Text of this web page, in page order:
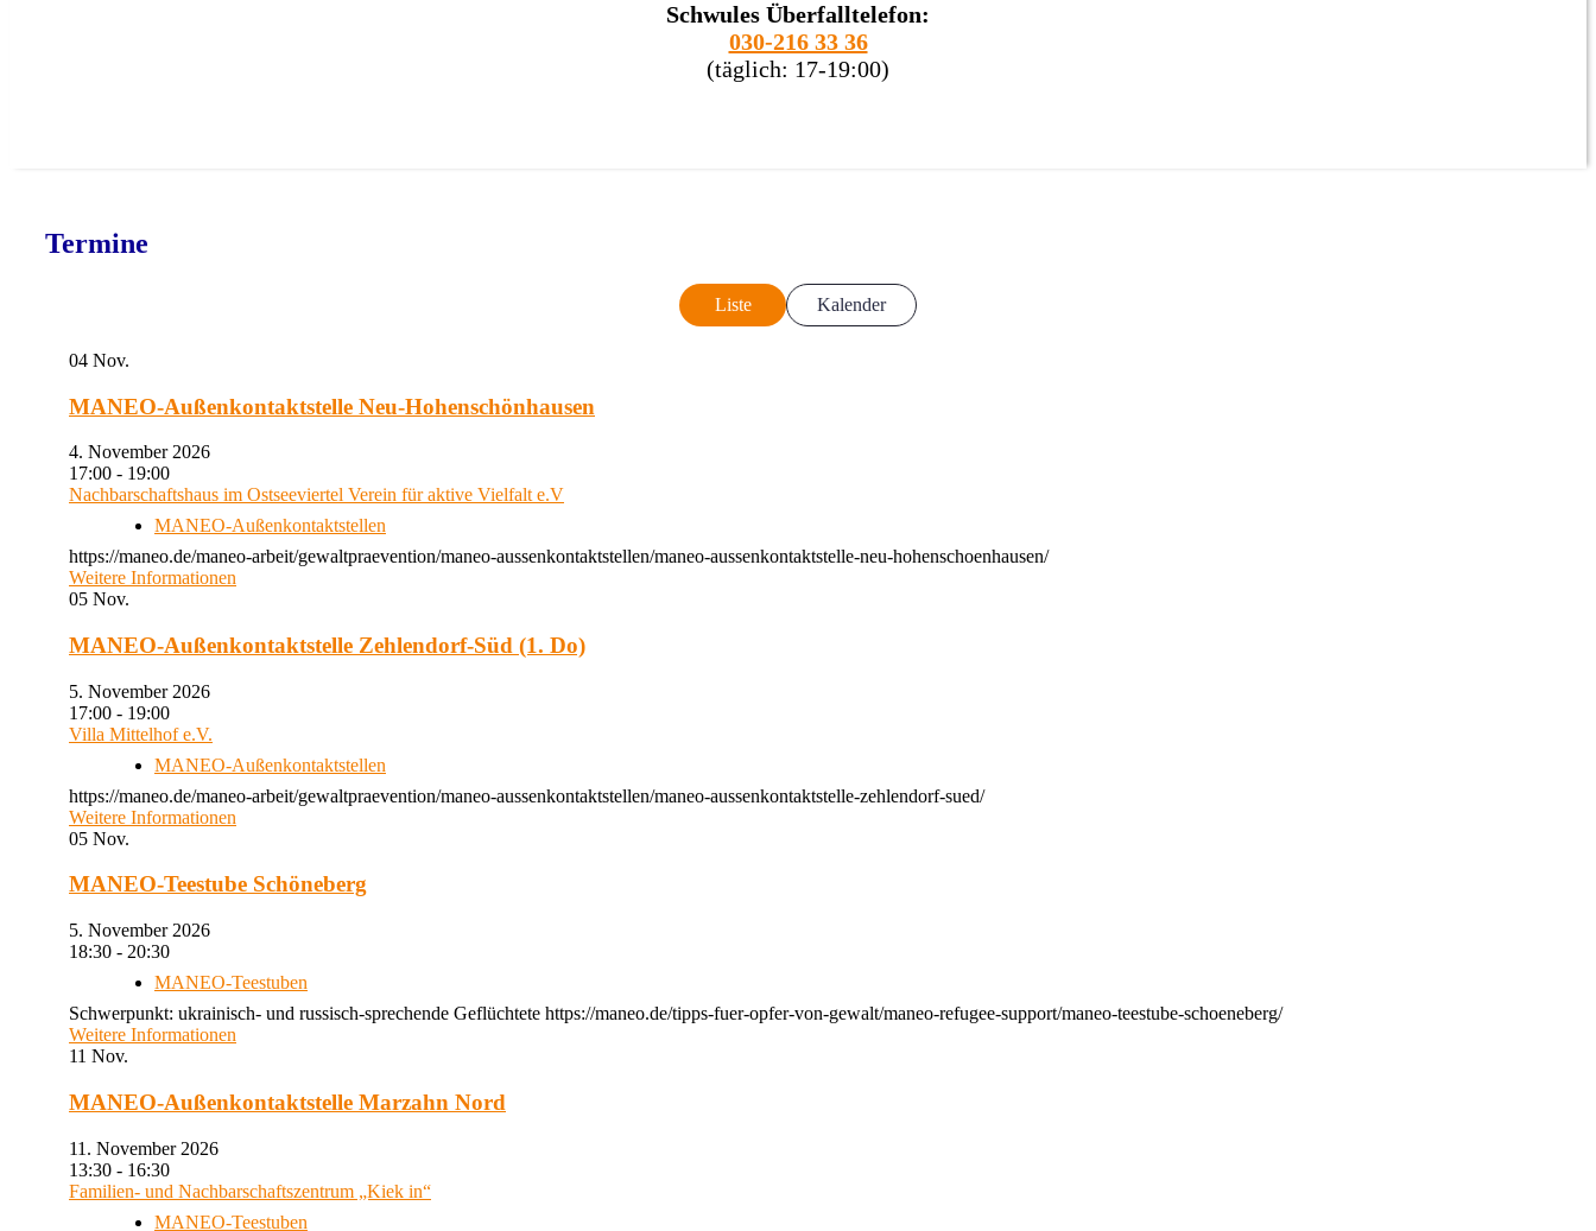
Schwules Überfalltelefon:
030-216 33 36
(täglich: 17-19:00)
Termine
Liste Kalender
04 Nov.
MANEO-Außenkontaktstelle Neu-Hohenschönhausen
4. November 2026
17:00 - 19:00
Nachbarschaftshaus im Ostseeviertel Verein für aktive Vielfalt e.V
MANEO-Außenkontaktstellen
https://maneo.de/maneo-arbeit/gewaltpraevention/maneo-aussenkontaktstellen/maneo-aussenkontaktstelle-neu-hohenschoenhausen/
Weitere Informationen
05 Nov.
MANEO-Außenkontaktstelle Zehlendorf-Süd (1. Do)
5. November 2026
17:00 - 19:00
Villa Mittelhof e.V.
MANEO-Außenkontaktstellen
https://maneo.de/maneo-arbeit/gewaltpraevention/maneo-aussenkontaktstellen/maneo-aussenkontaktstelle-zehlendorf-sued/
Weitere Informationen
05 Nov.
MANEO-Teestube Schöneberg
5. November 2026
18:30 - 20:30
MANEO-Teestuben
Schwerpunkt: ukrainisch- und russisch-sprechende Geflüchtete https://maneo.de/tipps-fuer-opfer-von-gewalt/maneo-refugee-support/maneo-teestube-schoeneberg/
Weitere Informationen
11 Nov.
MANEO-Außenkontaktstelle Marzahn Nord
11. November 2026
13:30 - 16:30
Familien- und Nachbarschaftszentrum „Kiek in“
MANEO-Teestuben